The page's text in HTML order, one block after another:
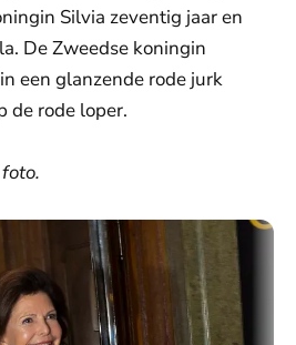
Silvia zeventig jaar en
De Zweedse koningin
een glanzende rode jurk
de rode loper.